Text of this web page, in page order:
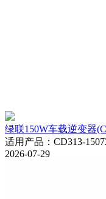
绿联150W车载逆变器
适用产品 ： CD313-
2026-07-29